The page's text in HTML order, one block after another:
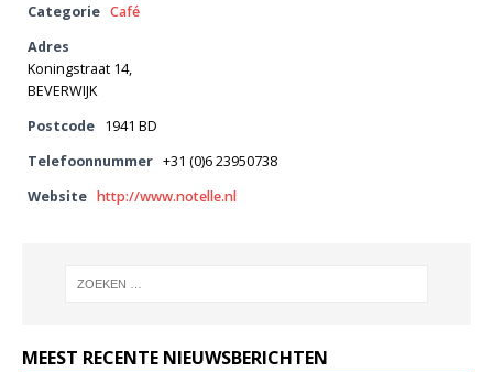
Categorie Café
Adres
Koningstraat 14,
BEVERWIJK
Postcode 1941 BD
Telefoonnummer +31 (0)6 23950738
Website http://www.notelle.nl
MEEST RECENTE NIEUWSBERICHTEN